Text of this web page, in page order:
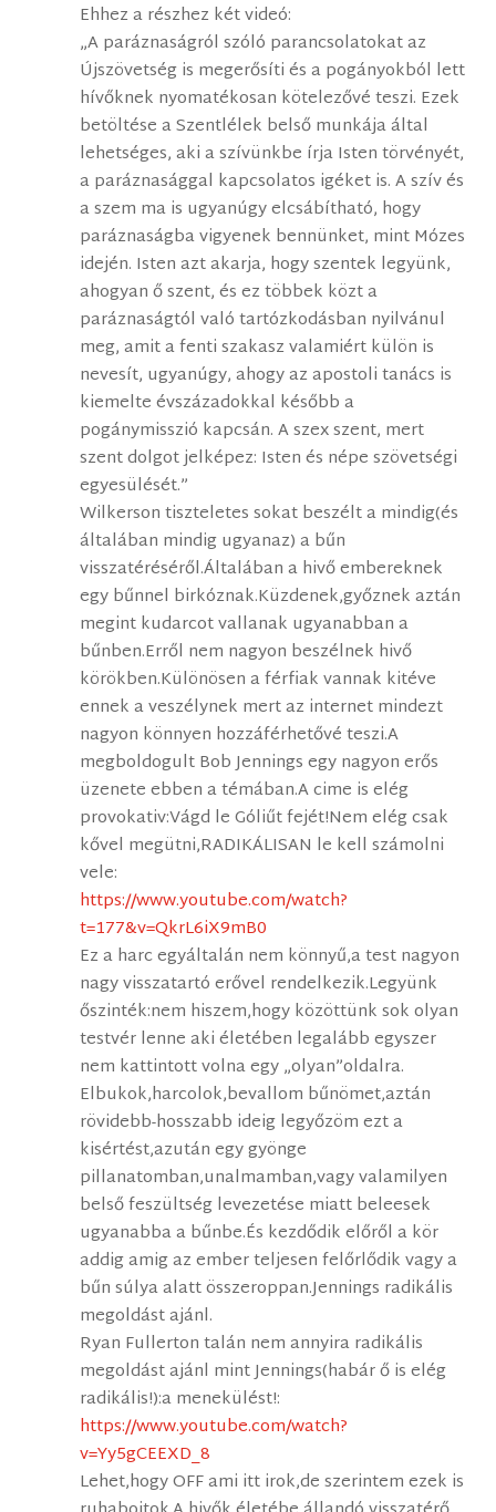
Ehhez a részhez két videó:
„A paráznaságról szóló parancsolatokat az
Újszövetség is megerősíti és a pogányokból lett
hívőknek nyomatékosan kötelezővé teszi. Ezek
betöltése a Szentlélek belső munkája által
lehetséges, aki a szívünkbe írja Isten törvényét,
a paráznasággal kapcsolatos igéket is. A szív és
a szem ma is ugyanúgy elcsábítható, hogy
paráznaságba vigyenek bennünket, mint Mózes
idején. Isten azt akarja, hogy szentek legyünk,
ahogyan ő szent, és ez többek közt a
paráznaságtól való tartózkodásban nyilvánul
meg, amit a fenti szakasz valamiért külön is
nevesít, ugyanúgy, ahogy az apostoli tanács is
kiemelte évszázadokkal később a
pogánymisszió kapcsán. A szex szent, mert
szent dolgot jelképez: Isten és népe szövetségi
egyesülését.”
Wilkerson tiszteletes sokat beszélt a mindig(és
általában mindig ugyanaz) a bűn
visszatéréséről.Általában a hivő embereknek
egy bűnnel birkóznak.Küzdenek,győznek aztán
megint kudarcot vallanak ugyanabban a
bűnben.Erről nem nagyon beszélnek hivő
körökben.Különösen a férfiak vannak kitéve
ennek a veszélynek mert az internet mindezt
nagyon könnyen hozzáférhetővé teszi.A
megboldogult Bob Jennings egy nagyon erős
üzenete ebben a témában.A cime is elég
provokativ:Vágd le Góliűt fejét!Nem elég csak
kővel megütni,RADIKÁLISAN le kell számolni
vele:
https://www.youtube.com/watch?
t=177&v=QkrL6iX9mB0
Ez a harc egyáltalán nem könnyű,a test nagyon
nagy visszatartó erővel rendelkezik.Legyünk
őszinték:nem hiszem,hogy közöttünk sok olyan
testvér lenne aki életében legalább egyszer
nem kattintott volna egy „olyan”oldalra.
Elbukok,harcolok,bevallom bűnömet,aztán
rövidebb-hosszabb ideig legyőzöm ezt a
kisértést,azután egy gyönge
pillanatomban,unalmamban,vagy valamilyen
belső feszültség levezetése miatt beleesek
ugyanabba a bűnbe.És kezdődik előről a kör
addig amig az ember teljesen felőrlődik vagy a
bűn súlya alatt összeroppan.Jennings radikális
megoldást ajánl.
Ryan Fullerton talán nem annyira radikális
megoldást ajánl mint Jennings(habár ő is elég
radikális!):a menekülést!:
https://www.youtube.com/watch?
v=Yy5gCEEXD_8
Lehet,hogy OFF ami itt irok,de szerintem ezek is